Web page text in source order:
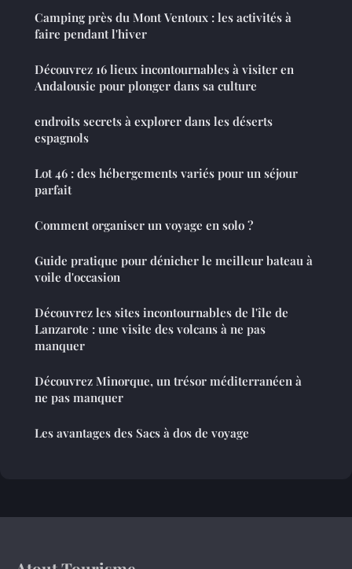
Camping près du Mont Ventoux : les activités à
faire pendant l'hiver
Découvrez 16 lieux incontournables à visiter en
Andalousie pour plonger dans sa culture
endroits secrets à explorer dans les déserts
espagnols
Lot 46 : des hébergements variés pour un séjour
parfait
Comment organiser un voyage en solo ?
Guide pratique pour dénicher le meilleur bateau à
voile d'occasion
Découvrez les sites incontournables de l'île de
Lanzarote : une visite des volcans à ne pas
manquer
Découvrez Minorque, un trésor méditerranéen à
ne pas manquer
Les avantages des Sacs à dos de voyage